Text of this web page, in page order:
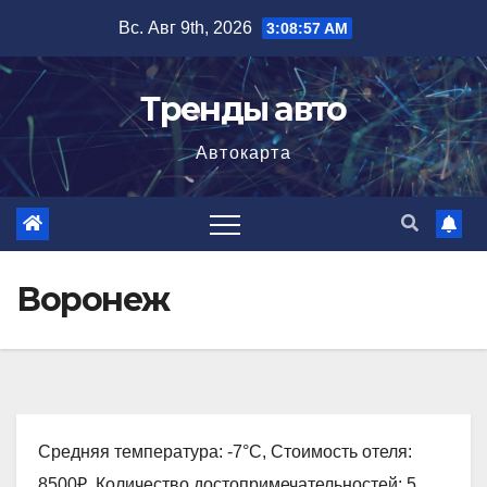
содержимому
Вс. Авг 9th, 2026 3:08:58 AM
Тренды авто
Автокарта
Воронеж
Средняя температура: -7°C, Стоимость отеля: